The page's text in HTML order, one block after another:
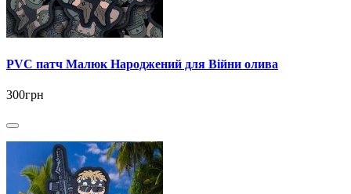
PVC патч Малюк Народжений для Війни олива
300грн